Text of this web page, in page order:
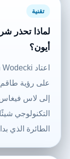
تقنية
لماذا تحذر
أيون؟
على رؤية طاقم
إلى لاس
التكنولوجي
الطائرة الذي